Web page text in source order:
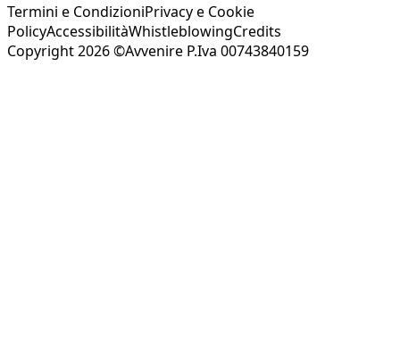
Termini e CondizioniPrivacy e Cookie
PolicyAccessibilitàWhistleblowingCredits
Copyright 2026 ©Avvenire P.Iva 00743840159